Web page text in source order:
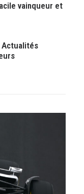
vainqueur et
Actualités